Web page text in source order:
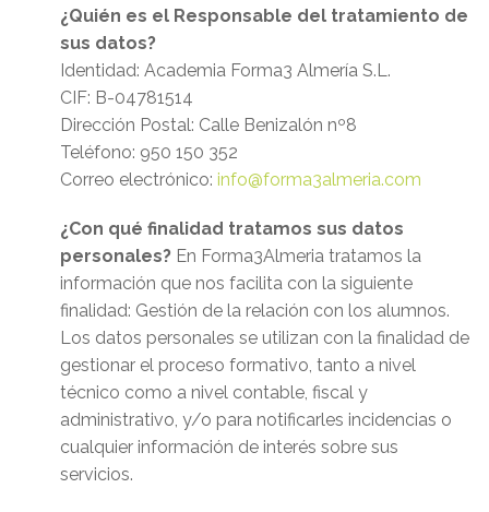
¿Quién es el Responsable del tratamiento de
sus datos?
Identidad: Academia Forma3 Almería S.L.
CIF: B-04781514
Dirección Postal: Calle Benizalón nº8
Teléfono: 950 150 352
Correo electrónico: info@forma3almeria.com
¿Con qué finalidad tratamos sus datos
personales? En Forma3Almeria tratamos la
información que nos facilita con la siguiente
finalidad: Gestión de la relación con los alumnos.
Los datos personales se utilizan con la finalidad de
gestionar el proceso formativo, tanto a nivel
técnico como a nivel contable, fiscal y
administrativo, y/o para notificarles incidencias o
cualquier información de interés sobre sus
servicios.